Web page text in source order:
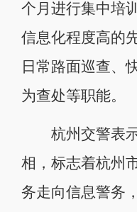
个月进行集中培
信息化程度高的
日常路面巡查、
为查处等职能。
杭州交警表示
相，标志着杭州
务走向信息警务